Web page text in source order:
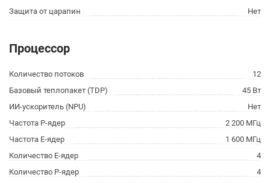
Защита от царапин
Нет
Процессор
Количество потоков
12
Базовый теплопакет (TDP)
45 Вт
ИИ-ускоритель (NPU)
Нет
Частота P-ядер
2 200 МГц
Частота E-ядер
1 600 МГц
Количество E-ядер
4
Количество P-ядер
4